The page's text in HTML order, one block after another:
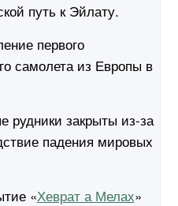
путь к Эйлату.
первого
самолета из Европы в
рудники закрыты из-за
падения мировых
«Хеврат а Мелах»